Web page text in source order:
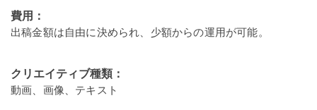
費用：
出稿金額は自由に決められ、少額からの運用が可能。
クリエイティブ種類：
動画、画像、テキスト